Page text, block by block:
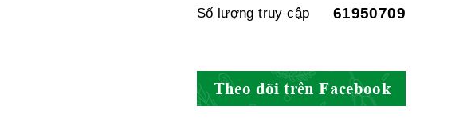
Hội Đông Y Việt
Số lượng truy cập 61950709
Theo dõi trên Facebook